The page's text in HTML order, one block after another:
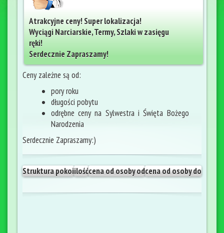
Atrakcyjne ceny! Super lokalizacja!
Wyciągi Narciarskie, Termy, Szlaki w zasięgu
ręki!
Serdecznie Zapraszamy!
Ceny zależne są od:
pory roku
długości pobytu
odrębne ceny na Sylwestra i Święta Bożego
Narodzenia
Serdecznie Zapraszamy:)
Struktura pokoiilośćcena od osoby odcena od osoby do